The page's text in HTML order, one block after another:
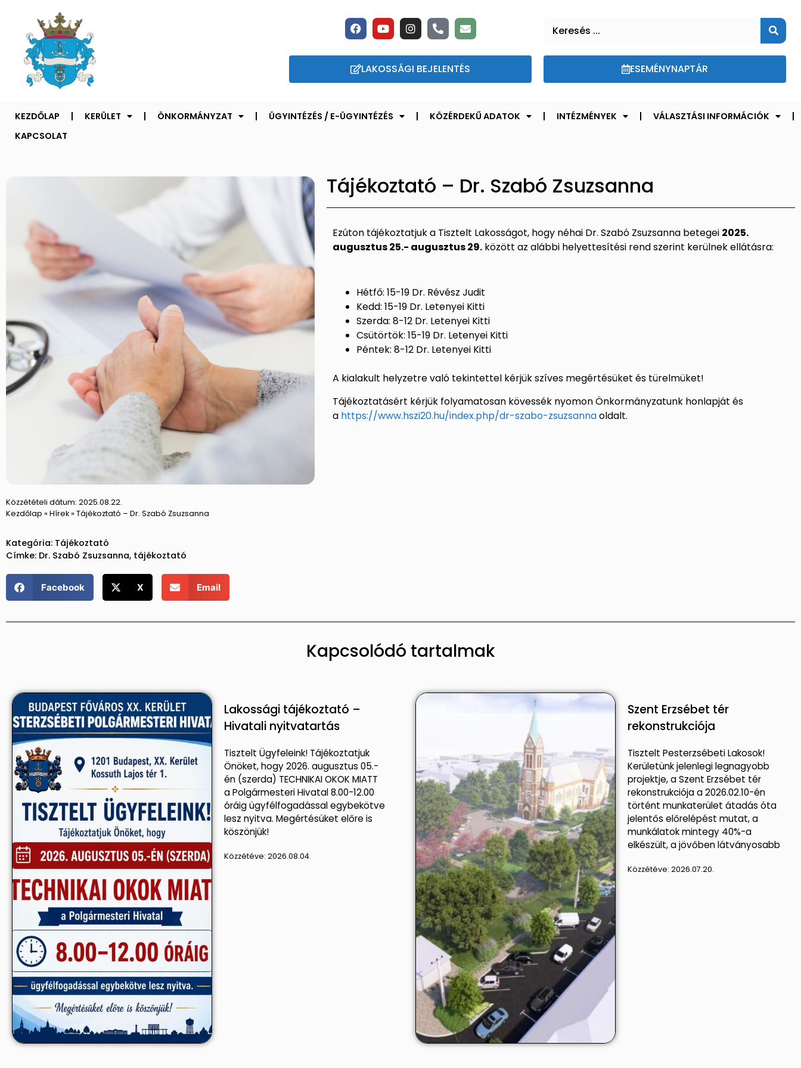
LAKOSSÁGI BEJELENTÉS ESEMÉNYNAPTÁR
KEZDŐLAP KERÜLET ÖNKORMÁNYZAT ÜGYINTÉZÉS / E-ÜGYINTÉZÉS KÖZÉRDEKŰ ADATOK INTÉZMÉNYEK
VÁLASZTÁSI INFORMÁCIÓK
KAPCSOLAT
Közzétételi dátum: 2025.08.22.
Kezdőlap » Hírek» Tájékoztató – Dr. Szabó Zsuzsanna
Kategória: Tájékoztató
Címke: Dr. Szabó Zsuzsanna, tájékoztató
Facebook X Email
Tájékoztató – Dr. Szabó Zsuzsanna
Ezúton tájékoztatjuk a Tisztelt Lakosságot, hogy néhai Dr. Szabó Zsuzsanna betegei 2025.
augusztus 25.- augusztus 29.között az alábbi helyettesítési rend szerint kerülnek ellátásra:
Hétfő: 15-19 Dr. Révész Judit
Kedd: 15-19 Dr. Letenyei Kitti
Szerda: 8-12 Dr. Letenyei Kitti
Csütörtök: 15-19 Dr. Letenyei Kitti
Péntek: 8-12 Dr. Letenyei Kitti
A kialakult helyzetre való tekintettel kérjük szíves megértésüket és türelmüket!
Tájékoztatásért kérjük folyamatosan kövessék nyomon Önkormányzatunk honlapját és
a https://www.hszi20.hu/index.php/dr-szabo-zsuzsannaoldalt.
Kapcsolódó tartalmak
Lakossági tájékoztató –
Hivatali nyitvatartás
Tisztelt Ügyfeleink! Tájékoztatjuk
Önöket, hogy 2026. augusztus 05.-
én (szerda) TECHNIKAI OKOK MIATT
a Polgármesteri Hivatal 8.00-12.00
óráig ügyfélfogadással egybekötve
lesz nyitva. Megértésüket előre is
köszönjük!
Közzétéve: 2026.08.04.
Szent Erzsébet tér
rekonstrukciója
Tisztelt Pesterzsébeti Lakosok!
Kerületünk jelenlegi legnagyobb
projektje, a Szent Erzsébet tér
rekonstrukciója a 2026.02.10-én
történt munkaterület átadás óta
jelentős előrelépést mutat, a
munkálatok mintegy 40%-a
elkészült, a jövőben látványosabb
Közzétéve: 2026.07.20.